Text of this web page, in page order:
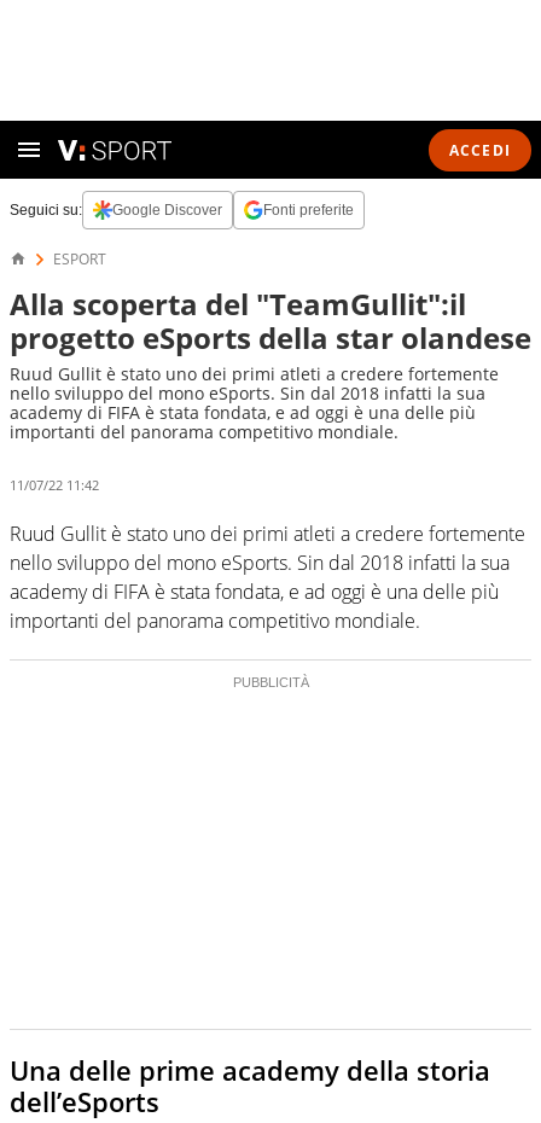
ACCEDI
Seguici su: Google Discover Fonti preferite
ESPORT
Alla scoperta del "TeamGullit":il
progetto eSports della star olandese
Ruud Gullit è stato uno dei primi atleti a credere fortemente
nello sviluppo del mono eSports. Sin dal 2018 infatti la sua
academy di FIFA è stata fondata, e ad oggi è una delle più
importanti del panorama competitivo mondiale.
11/07/22 11:42
Ruud Gullit è stato uno dei primi atleti a credere fortemente
nello sviluppo del mono eSports. Sin dal 2018 infatti la sua
academy di FIFA è stata fondata, e ad oggi è una delle più
importanti del panorama competitivo mondiale.
Una delle prime academy della storia
dell’eSports